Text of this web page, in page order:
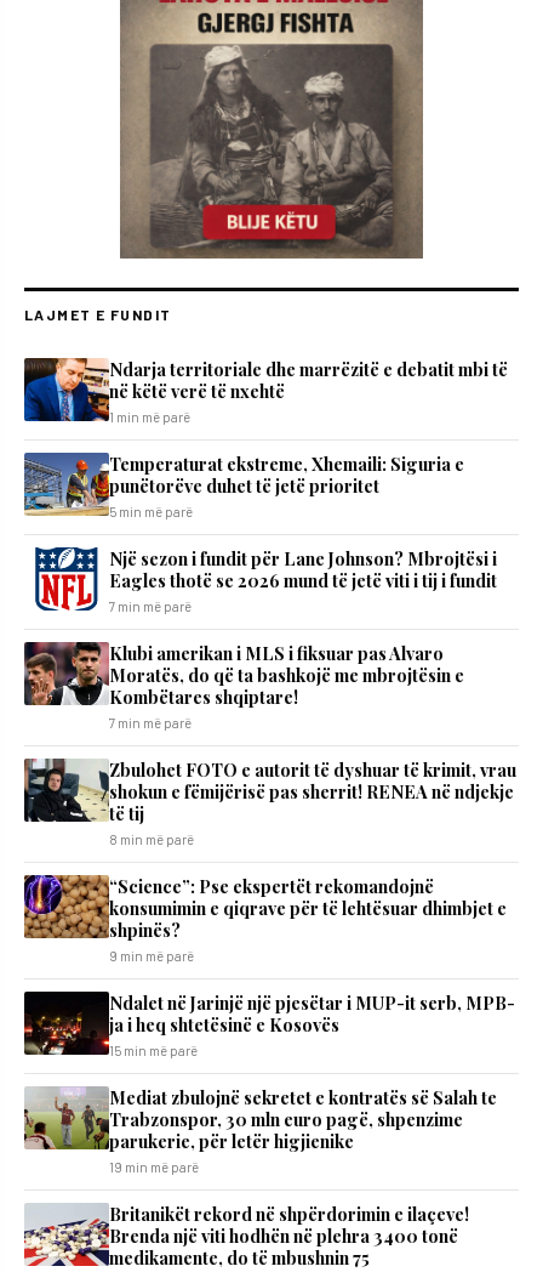
LAJMET E FUNDIT
Ndarja territoriale dhe marrëzitë e debatit mbi të
në këtë verë të nxehtë
1 min më parë
Temperaturat ekstreme, Xhemaili: Siguria e
punëtorëve duhet të jetë prioritet
5 min më parë
Një sezon i fundit për Lane Johnson? Mbrojtësi i
Eagles thotë se 2026 mund të jetë viti i tij i fundit
7 min më parë
Klubi amerikan i MLS i fiksuar pas Alvaro
Moratës, do që ta bashkojë me mbrojtësin e
Kombëtares shqiptare!
7 min më parë
Zbulohet FOTO e autorit të dyshuar të krimit, vrau
shokun e fëmijërisë pas sherrit! RENEA në ndjekje
të tij
8 min më parë
“Science”: Pse ekspertët rekomandojnë
konsumimin e qiqrave për të lehtësuar dhimbjet e
shpinës?
9 min më parë
Ndalet në Jarinjë një pjesëtar i MUP-it serb, MPB-
ja i heq shtetësinë e Kosovës
15 min më parë
Mediat zbulojnë sekretet e kontratës së Salah te
Trabzonspor, 30 mln euro pagë, shpenzime
parukerie, për letër higjienike
19 min më parë
Britanikët rekord në shpërdorimin e ilaçeve!
Brenda një viti hodhën në plehra 3400 tonë
medikamente, do të mbushnin 75